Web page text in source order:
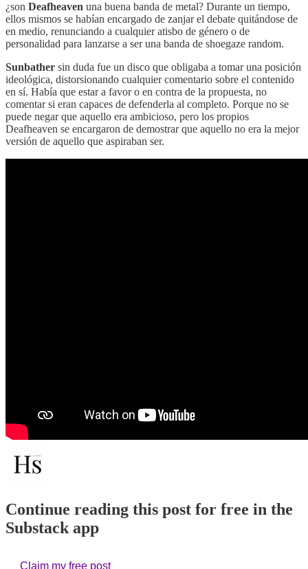
¿son Deafheaven una buena banda de metal? Durante un tiempo,
ellos mismos se habían encargado de zanjar el debate quitándose de
en medio, renunciando a cualquier atisbo de género o de
personalidad para lanzarse a ser una banda de shoegaze random.
Sunbather sin duda fue un disco que obligaba a tomar una posición
ideológica, distorsionando cualquier comentario sobre el contenido
en sí. Había que estar a favor o en contra de la propuesta, no
comentar si eran capaces de defenderla al completo. Porque no se
puede negar que aquello era ambicioso, pero los propios
Deafheaven se encargaron de demostrar que aquello no era la mejor
versión de aquello que aspiraban ser.
Continue reading this post for free in the
Substack app
Claim my free post